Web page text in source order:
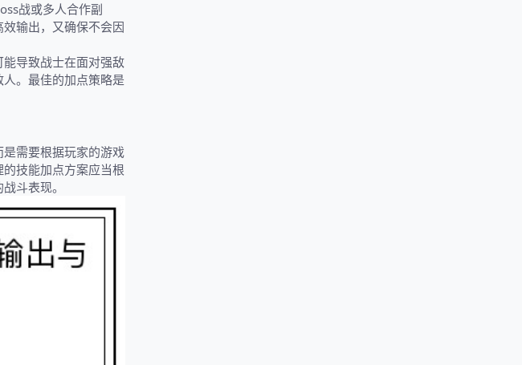
战或多人合作副
输出，又确保不会因
导致战士在面对强敌
。最佳的加点策略是
需要根据玩家的游戏
技能加点方案应当根
斗表现。